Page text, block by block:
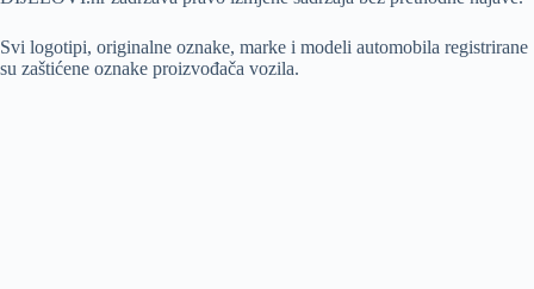
Svi logotipi, originalne oznake, marke i modeli automobila registrirane
su zaštićene oznake proizvođača vozila.